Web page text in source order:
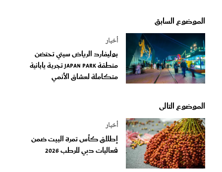
الموضوع السابق
أخبار
بوليفارد الرياض سيتي تحتضن
منطقة Japan Park تجربة يابانية
متكاملة لعشاق الأنمي
الموضوع التالى
أخبار
إطلاق كأس تمرة البيت ضمن
فعاليات دبي للرطب 2026